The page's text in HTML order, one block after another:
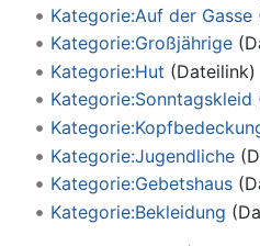
Kategorie:Auf der Gasse
Kategorie:Großjährige
Kategorie:Hut (Dateilink) ‎
Kategorie:Sonntagskleid
Kategorie:Jugendliche
Kategorie:Gebetshaus
Kategorie:Bekleidung